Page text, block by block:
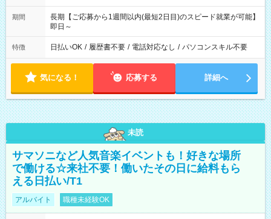
期間
長期【ご応募から1週間以内(最短2日目)のスピード就業が可能】
即日～
特徴 日払いOK / 履歴書不要 / 電話対応なし / パソコンスキル不要
気になる！ 応募する 詳細へ
未読
サマソニなど人気音楽イベントも！好きな場所
で働ける☆来社不要！働いたその日に給料もら
える日払い/T1
アルバイト 職種未経験OK